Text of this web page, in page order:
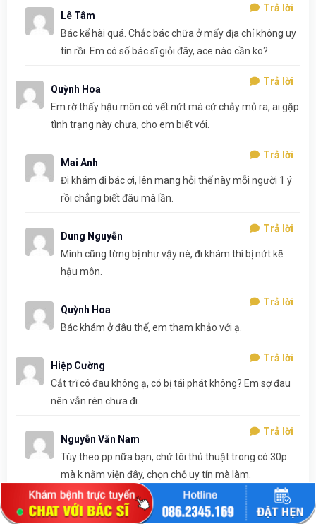
Lê Tâm
Trả lời
Bác kể hài quá. Chắc bác chữa ở mấy địa chỉ không uy
tín rồi. Em có số bác sĩ giỏi đây, ace nào cần ko?
Quỳnh Hoa
Trả lời
Em rờ thấy hậu môn có vết nứt mà cứ chảy mủ ra, ai gặp
tình trạng này chưa, cho em biết với.
Mai Anh
Trả lời
Đi khám đi bác ơi, lên mang hỏi thế này mỗi người 1 ý
rồi chẳng biết đâu mà lần.
Dung Nguyễn
Trả lời
Mình cũng từng bị như vậy nè, đi khám thì bị nứt kẽ
hậu môn.
Quỳnh Hoa
Trả lời
Bác khám ở đâu thế, em tham khảo với ạ.
Hiệp Cường
Trả lời
Cắt trĩ có đau không ạ, có bị tái phát không? Em sợ đau
nên vẫn rén chưa đi.
Nguyễn Văn Nam
Trả lời
Tùy theo pp nữa bạn, chứ tôi thủ thuật trong có 30p
mà k nằm viện đây, chọn chỗ uy tín mà làm.
Hoàng Dũng
Trả lời